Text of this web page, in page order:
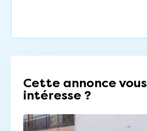
Cette annonce vous
intéresse ?